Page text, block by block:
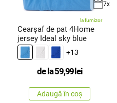
7x
la furnizor
Cearșaf de pat 4Home
jersey Ideal sky blue
+13
de la59,99 lei
Adaugă în coș